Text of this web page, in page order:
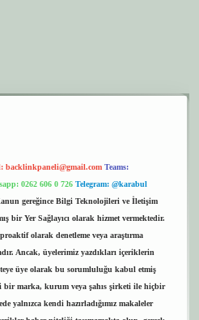
backlinkpaneli@gmail.com Teams:
0262 606 0 726 Telegram: @karabul
gereğince Bilgi Teknolojileri ve İletişim
bir Yer Sağlayıcı olarak hizmet vermektedir.
olarak denetleme veya araştırma
Ancak, üyelerimiz yazdıkları içeriklerin
üye olarak bu sorumluluğu kabul etmiş
bir marka, kurum veya şahıs şirketi ile hiçbir
yalnızca kendi hazırladığımız makaleler